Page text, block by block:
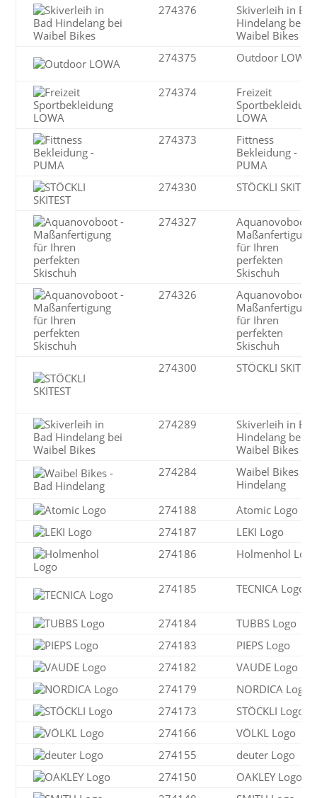
274376
Skiverleih in
Hindelang bei
Waibel Bikes
274375
Outdoor LOWA
274374
Freizeit
Sportbekleidung
LOWA
274373
Fittness
Bekleidung -
PUMA
274330
STÖCKLI
274327
Aquanovoboot -
Maßanfertigung
für Ihren
perfekten
Skischuh
274326
Aquanovoboot -
Maßanfertigung
für Ihren
perfekten
Skischuh
274300
STÖCKLI
274289
Skiverleih in
Hindelang bei
Waibel Bikes
274284
Waibel Bikes -
Hindelang
274188
Atomic Logo
274187
LEKI Logo
274186
Holmenhol
274185 TECNICA Logo
274184
TUBBS Logo
274183
PIEPS Logo
274182
VAUDE Logo
274179
NORDICA Logo
274173
STÖCKLI Logo
274166
VÖLKL Logo
274155
deuter Logo
274150
OAKLEY Logo